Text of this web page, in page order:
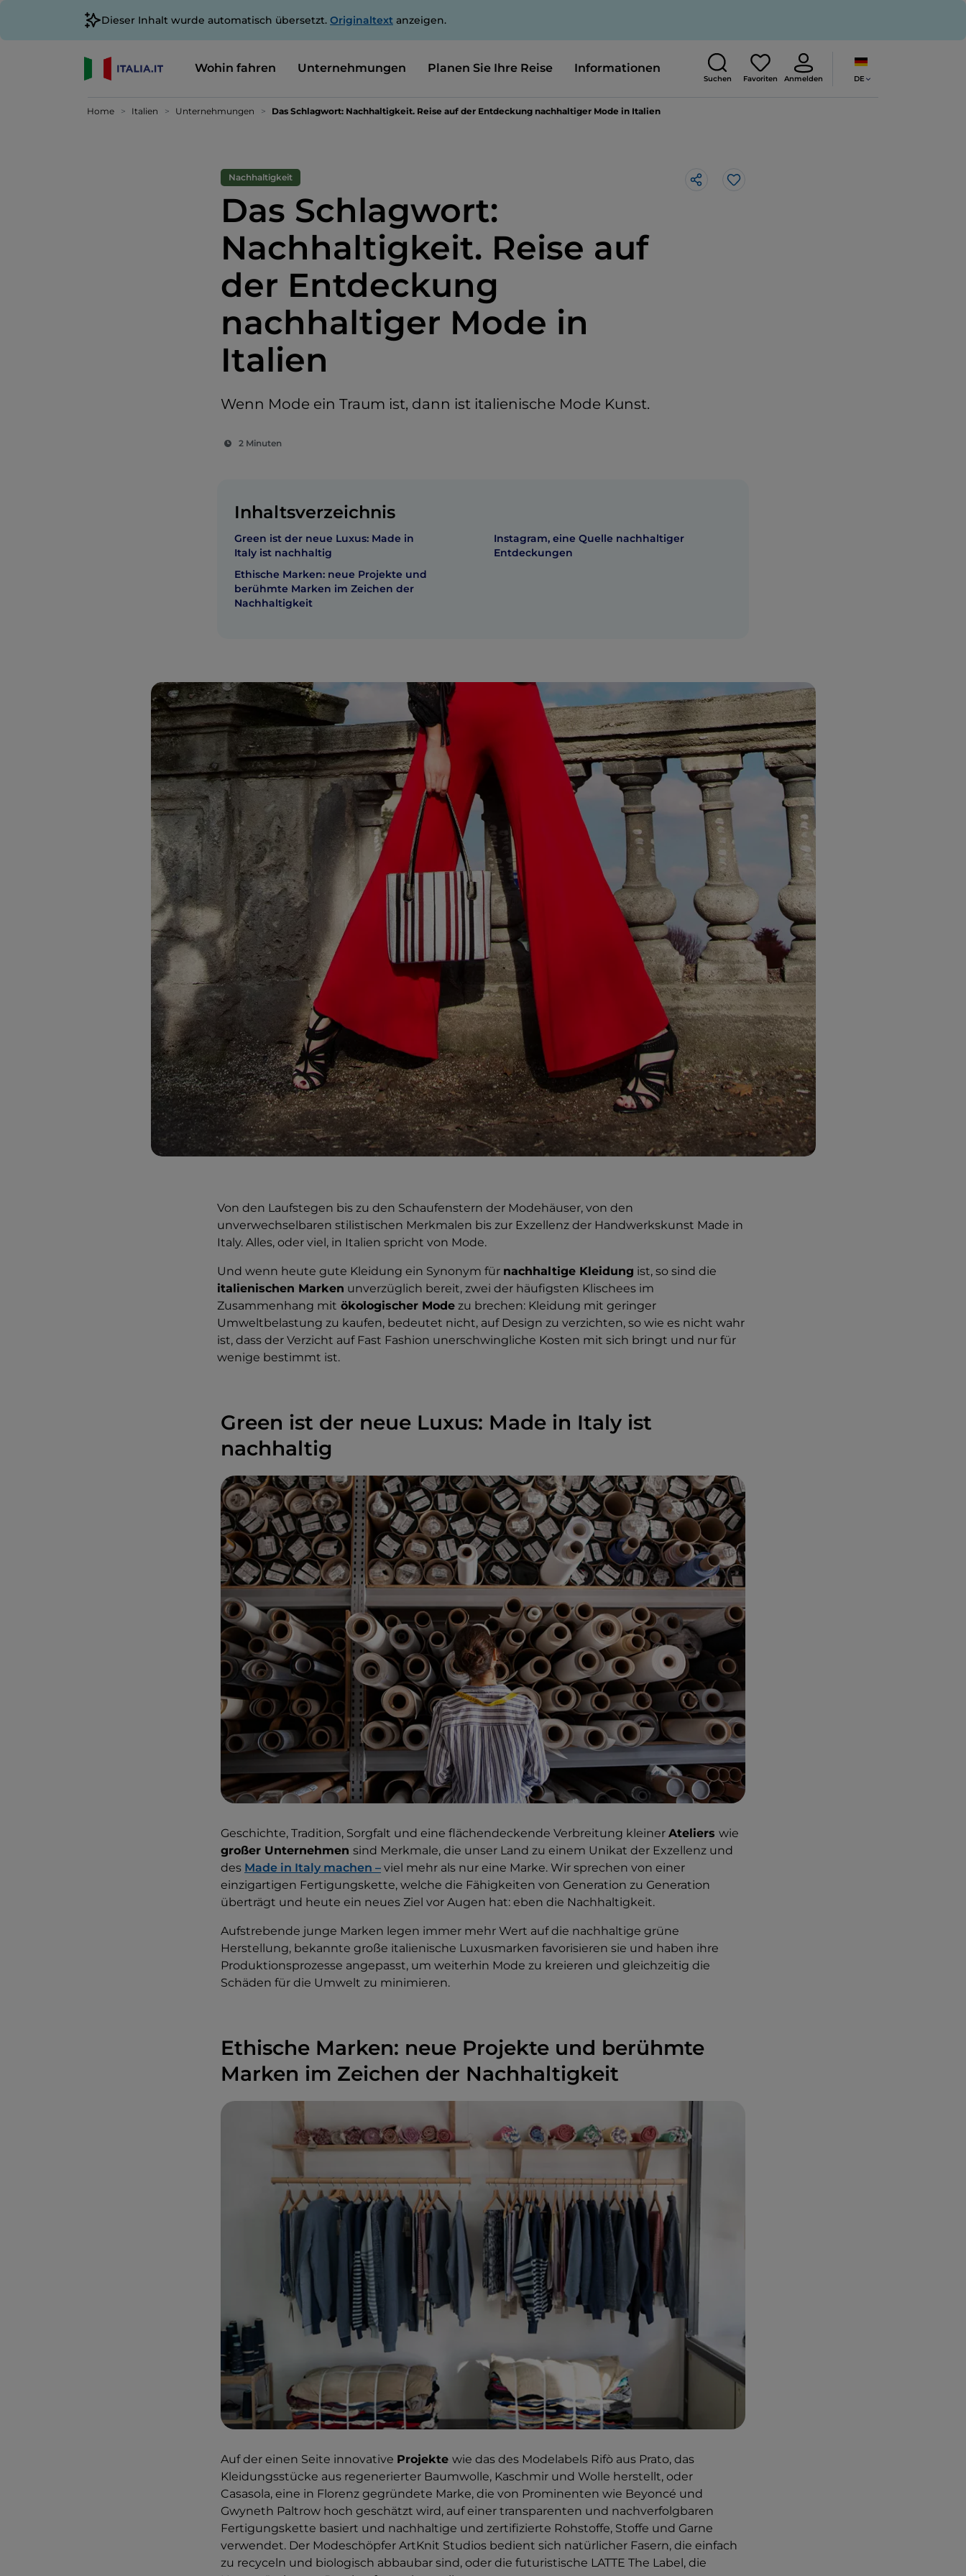
Dieser Inhalt wurde automatisch übersetzt. Originaltext anzeigen.
Wohin fahren Unternehmungen Planen Sie Ihre Reise Informationen
Suchen Favoriten Anmelden DE
Home Italien Unternehmungen Das Schlagwort: Nachhaltigkeit. Reise auf der Entdeckung nachhaltiger Mode in Italien
Nachhaltigkeit
Das Schlagwort:
Nachhaltigkeit. Reise auf
der Entdeckung
nachhaltiger Mode in
Italien
Wenn Mode ein Traum ist, dann ist italienische Mode Kunst.
2 Minuten
Like
Inhaltsverzeichnis
Green ist der neue Luxus: Made in
Italy ist nachhaltig
Ethische Marken: neue Projekte und
berühmte Marken im Zeichen der
Nachhaltigkeit
Instagram, eine Quelle nachhaltiger
Entdeckungen
Von den Laufstegen bis zu den Schaufenstern der Modehäuser, von den
unverwechselbaren stilistischen Merkmalen bis zur Exzellenz der Handwerkskunst Made in
Italy. Alles, oder viel, in Italien spricht von Mode.
Und wenn heute gute Kleidung ein Synonym für nachhaltige Kleidung ist, so sind die
italienischen Marken unverzüglich bereit, zwei der häufigsten Klischees im
Zusammenhang mit ökologischer Mode zu brechen: Kleidung mit geringer
Umweltbelastung zu kaufen, bedeutet nicht, auf Design zu verzichten, so wie es nicht wahr
ist, dass der Verzicht auf Fast Fashion unerschwingliche Kosten mit sich bringt und nur für
wenige bestimmt ist.
Green ist der neue Luxus: Made in Italy ist
nachhaltig
Geschichte, Tradition, Sorgfalt und eine flächendeckende Verbreitung kleiner Ateliers wie
großer Unternehmen sind Merkmale, die unser Land zu einem Unikat der Exzellenz und
des Made in Italy machen – viel mehr als nur eine Marke. Wir sprechen von einer
einzigartigen Fertigungskette, welche die Fähigkeiten von Generation zu Generation
überträgt und heute ein neues Ziel vor Augen hat: eben die Nachhaltigkeit.
Aufstrebende junge Marken legen immer mehr Wert auf die nachhaltige grüne
Herstellung, bekannte große italienische Luxusmarken favorisieren sie und haben ihre
Produktionsprozesse angepasst, um weiterhin Mode zu kreieren und gleichzeitig die
Schäden für die Umwelt zu minimieren.
Ethische Marken: neue Projekte und berühmte
Marken im Zeichen der Nachhaltigkeit
Auf der einen Seite innovative Projekte wie das des Modelabels Rifò aus Prato, das
Kleidungsstücke aus regenerierter Baumwolle, Kaschmir und Wolle herstellt, oder
Casasola, eine in Florenz gegründete Marke, die von Prominenten wie Beyoncé und
Gwyneth Paltrow hoch geschätzt wird, auf einer transparenten und nachverfolgbaren
Fertigungskette basiert und nachhaltige und zertifizierte Rohstoffe, Stoffe und Garne
verwendet. Der Modeschöpfer ArtKnit Studios bedient sich natürlicher Fasern, die einfach
zu recyceln und biologisch abbaubar sind, oder die futuristische LATTE The Label, die